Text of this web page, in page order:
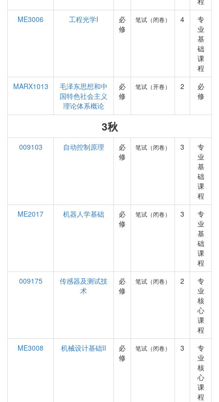
ME3006
工程光学I
必
修
笔试（闭卷） 4
专
业
基
础
课
程
MARX1013
毛泽东思想和中
国特色社会主义
理论体系概论
必
修
笔试（开卷） 2
必
修
3秋
009103 自动控制原理
必
修
笔试（闭卷） 3
专
业
基
础
课
程
ME2017
机器人学基础
必
修
笔试（闭卷） 3
专
业
基
础
课
程
009175
传感器及测试技
术
必
修
笔试（闭卷） 2
专
业
核
心
课
程
ME3008
机械设计基础II
必
修
笔试（闭卷） 3
专
业
核
心
课
程